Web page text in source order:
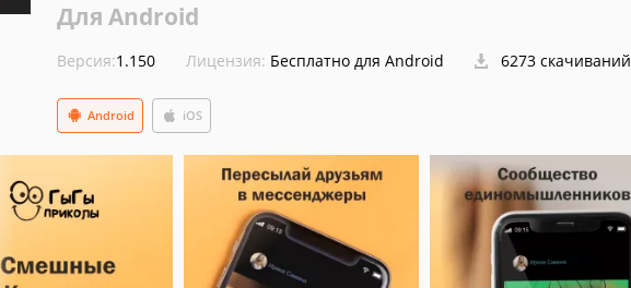
Для Android
Версия:1.150 Лицензия: Бесплатно для Android 6273 скачиваний
Android iOS